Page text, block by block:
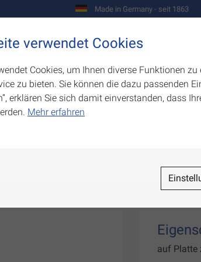
Made in Germany - seit 1863
Werkzeugbau
auf Platte
verwendet Cookies
Cookies, um Ihnen diverse Funktionen
zu bieten. Sie können die dazu passenden
erklären Sie sich damit einverstanden, dass
Mehr erfahren